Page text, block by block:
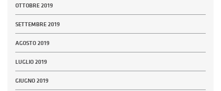
OTTOBRE 2019
SETTEMBRE 2019
AGOSTO 2019
LUGLIO 2019
GIUGNO 2019